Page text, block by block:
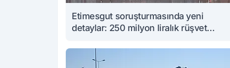
Etimesgut soruşturmasında yeni
detaylar: 250 milyon liralık rüşvet